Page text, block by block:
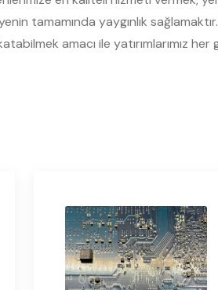
tamamında yaygınlık
amacı ile yatırımlarımız